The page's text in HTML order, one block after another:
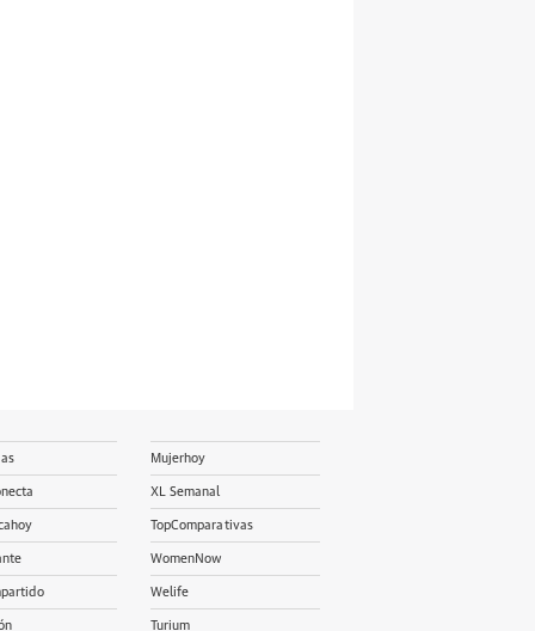
Mujerhoy
XL Semanal
TopComparativas
WomenNow
Welife
Turium